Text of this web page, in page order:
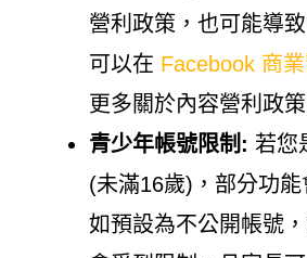
營利政策，也可能導
可以在 Facebook 商
更多關於內容營利政
青少年帳號限制: 若您
(未滿16歲)，部分功能
如預設為不公開帳號